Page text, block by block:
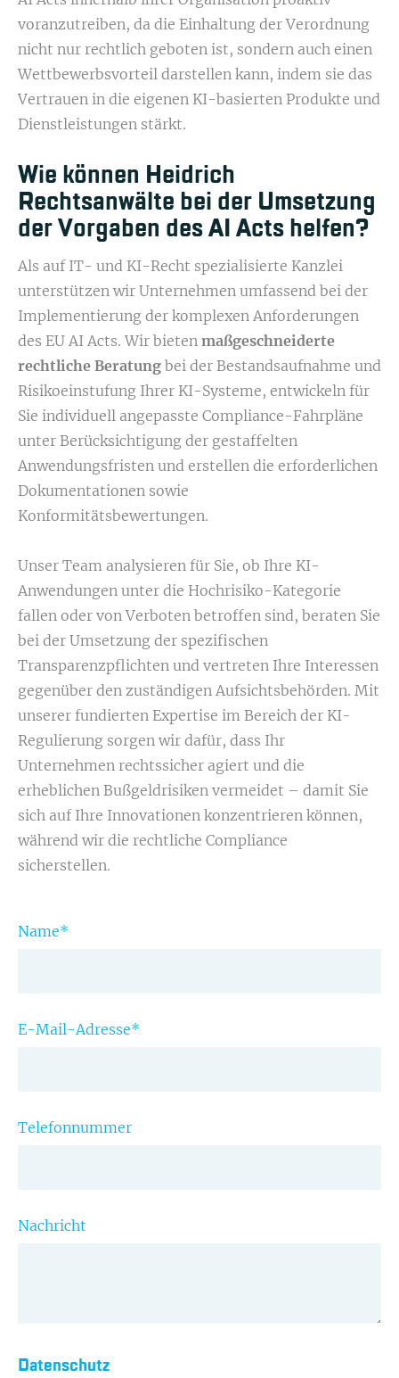
voranzutreiben, da die Einhaltung der Verordnung
nicht nur rechtlich geboten ist, sondern auch einen
Wettbewerbsvorteil darstellen kann, indem sie das
Vertrauen in die eigenen KI-basierten Produkte und
Dienstleistungen stärkt.
Wie können Heidrich
Rechtsanwälte bei der Umsetzung
der Vorgaben des AI Acts helfen?
Als auf IT- und KI-Recht spezialisierte Kanzlei
unterstützen wir Unternehmen umfassend bei der
Implementierung der komplexen Anforderungen
des EU AI Acts. Wir bieten maßgeschneiderte
rechtliche Beratung bei der Bestandsaufnahme und
Risikoeinstufung Ihrer KI-Systeme, entwickeln für
Sie individuell angepasste Compliance-Fahrpläne
unter Berücksichtigung der gestaffelten
Anwendungsfristen und erstellen die erforderlichen
Dokumentationen sowie
Konformitätsbewertungen.
Unser Team analysieren für Sie, ob Ihre KI-
Anwendungen unter die Hochrisiko-Kategorie
fallen oder von Verboten betroffen sind, beraten Sie
bei der Umsetzung der spezifischen
Transparenzpflichten und vertreten Ihre Interessen
gegenüber den zuständigen Aufsichtsbehörden. Mit
unserer fundierten Expertise im Bereich der KI-
Regulierung sorgen wir dafür, dass Ihr
Unternehmen rechtssicher agiert und die
erheblichen Bußgeldrisiken vermeidet – damit Sie
sich auf Ihre Innovationen konzentrieren können,
während wir die rechtliche Compliance
sicherstellen.
Name*
E-Mail-Adresse*
Telefonnummer
Nachricht
Datenschutz